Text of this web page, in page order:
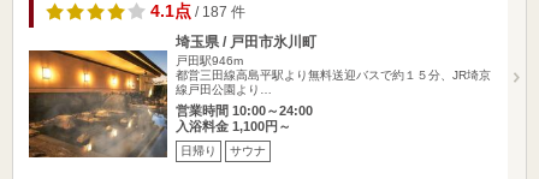
4.1点 / 187 件
埼玉県 / 戸田市氷川町
戸田駅946m
都営三田線高島平駅より無料送迎バスで約１５分、JR埼京
線戸田公園より…
営業時間 10:00～24:00
入浴料金 1,100円～
日帰り サウナ